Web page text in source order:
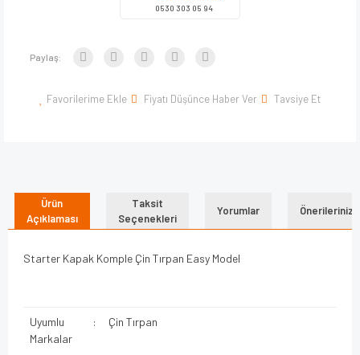
0530 303 05 94
Paylaş:
Favorilerime Ekle Fiyatı Düşünce Haber Ver Tavsiye Et
Ürün
Açıklaması
Taksit
Seçenekleri
Yorumlar Önerileriniz
Starter Kapak Komple Çin Tırpan Easy Model
Uyumlu
Markalar
: Çin Tırpan